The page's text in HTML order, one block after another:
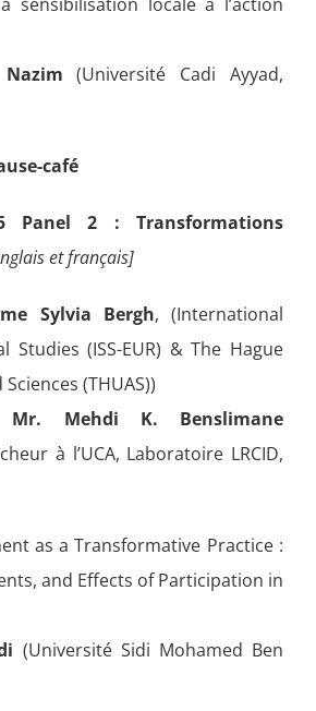
(Université Cadi Ayyad,
café
Panel 2 : Transformations
et français]
Sylvia Bergh, (International
Studies (ISS-EUR) & The Hague
(THUAS))
Mehdi K. Benslimane
à l’UCA, Laboratoire LRCID,
as a Transformative Practice :
and Effects of Participation in
(Université Sidi Mohamed Ben